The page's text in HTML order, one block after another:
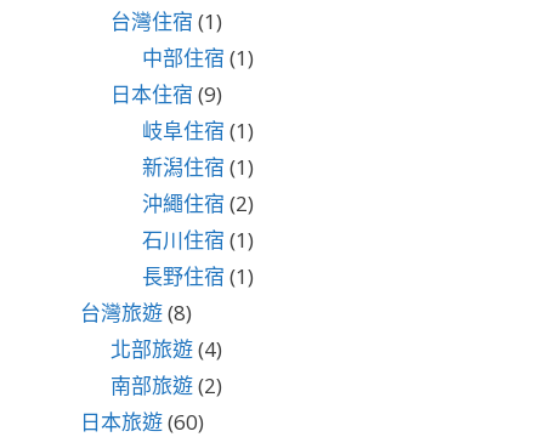
台灣住宿 (1)
中部住宿 (1)
日本住宿 (9)
岐阜住宿 (1)
新潟住宿 (1)
沖繩住宿 (2)
石川住宿 (1)
長野住宿 (1)
台灣旅遊(8)
北部旅遊(4)
南部旅遊(2)
日本旅遊(60)